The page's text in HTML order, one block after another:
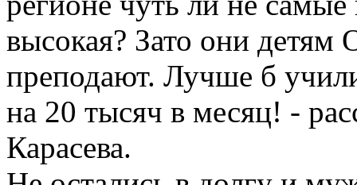
высокая? Зато они
преподают. Лучше б
на 20 тысяч в месяц! -
Карасева.